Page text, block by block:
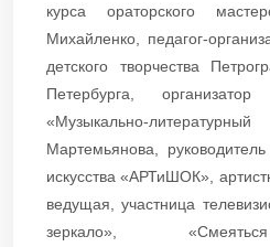
курса ораторского
Михайленко, педагог-
детского творчества
Петербурга,
«Музыкально-
Мартемьянова,
искусства «АРТиШОК»,
ведущая, участница
зеркало»,